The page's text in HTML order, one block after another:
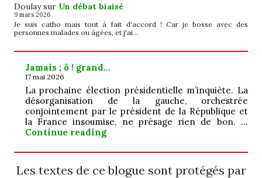
Doulaysur Un débat biaisé
9 mars 2026
Je suis catho mais tout à fait d'accord ! Car je bosse avec des
personnes malades ou âgées, et j'ai…
Jamais ; ô ! grand…
17 mai 2026
La prochaine élection présidentielle m’inquiète. La
désorganisation de la gauche, orchestrée
conjointement par le président de la République et
la France insoumise, ne présage rien de bon. …
Continue readingJamais ; ô ! grand…
Les textes de ce blogue sont protégés par